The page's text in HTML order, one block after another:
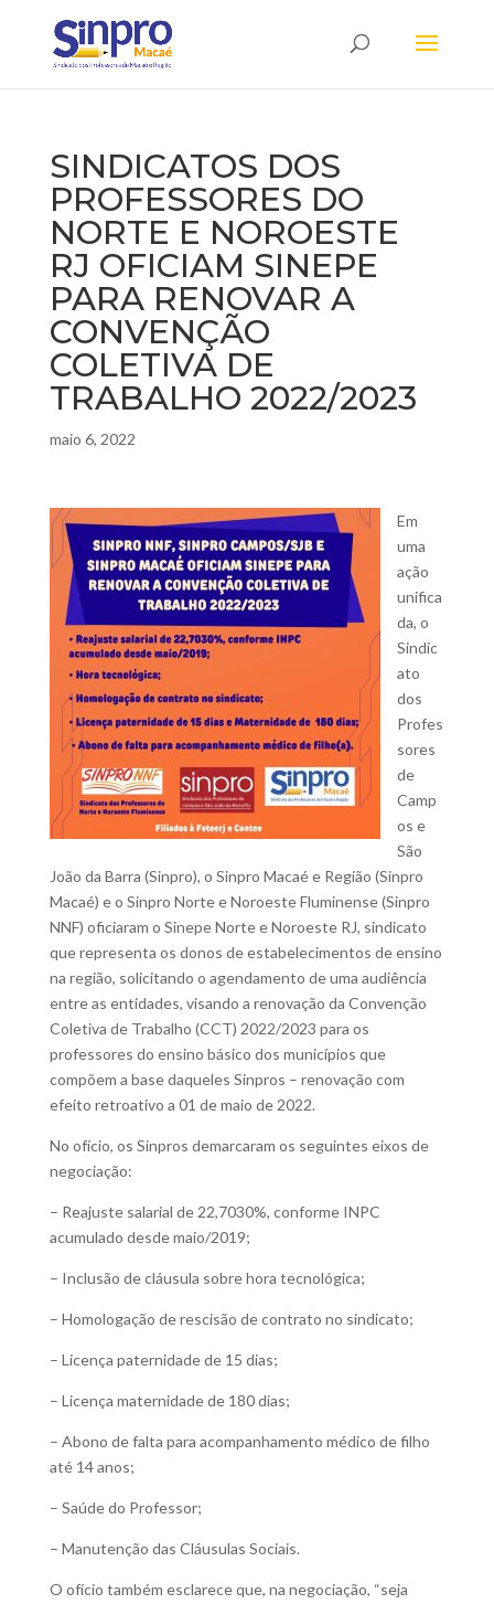
SINDICATOS DOS
PROFESSORES DO
NORTE E NOROESTE
RJ OFICIAM SINEPE
PARA RENOVAR A
CONVENÇÃO
COLETIVA DE
TRABALHO 2022/2023
maio 6, 2022
Em
uma
ação
unifica
da, o
Sindic
ato
dos
Profes
sores
de
Camp
os e
São
João da Barra (Sinpro), o Sinpro Macaé e Região (Sinpro
Macaé) e o Sinpro Norte e Noroeste Fluminense (Sinpro
NNF) oficiaram o Sinepe Norte e Noroeste RJ, sindicato
que representa os donos de estabelecimentos de ensino
na região, solicitando o agendamento de uma audiência
entre as entidades, visando a renovação da Convenção
Coletiva de Trabalho (CCT) 2022/2023 para os
professores do ensino básico dos municípios que
compõem a base daqueles Sinpros – renovação com
efeito retroativo a 01 de maio de 2022.
No ofício, os Sinpros demarcaram os seguintes eixos de
negociação:
– Reajuste salarial de 22,7030%, conforme INPC
acumulado desde maio/2019;
– Inclusão de cláusula sobre hora tecnológica;
– Homologação de rescisão de contrato no sindicato;
– Licença paternidade de 15 dias;
– Licença maternidade de 180 dias;
– Abono de falta para acompanhamento médico de filho
até 14 anos;
– Saúde do Professor;
– Manutenção das Cláusulas Sociais.
O ofício também esclarece que, na negociação, “seja